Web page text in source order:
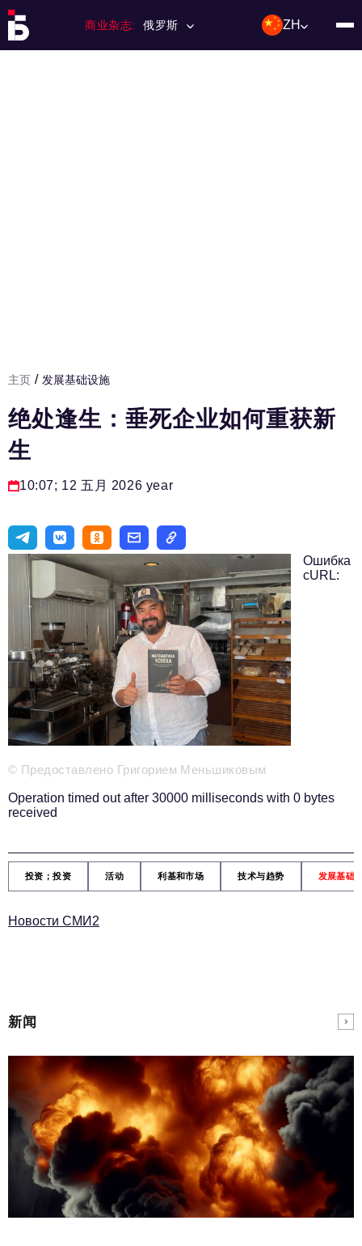
商业杂志: 俄罗斯 ZH
人力资源部
房间人
法律实务
旅游业
进口替代
国防工业
专家
编辑部的电话号码:+7 495 727-01-67
编辑电子邮件:
新闻部
info@business-magazine.online
广告部
发行部/编辑订阅
合作伙伴关系部
主页 / 发展基础设施
绝处逢生：垂死企业如何重获新
生
10:07; 12 五月 2026 year
© Предоставлено Григорием Меньшиковым
Ошибка
cURL:
Operation timed out after 30000 milliseconds with 0 bytes
received
投资；投资 活动 利基和市场 技术与趋势 发展基础
Новости СМИ2
新闻